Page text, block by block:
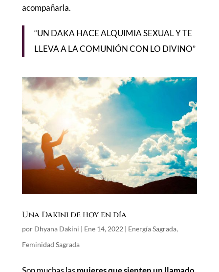
acompañarla.
“UN DAKA HACE ALQUIMIA SEXUAL Y TE
LLEVA A LA COMUNIÓN CON LO DIVINO”
Una Dakini de hoy en día
por Dhyana Dakini | Ene 14, 2022 | Energía Sagrada,
Feminidad Sagrada